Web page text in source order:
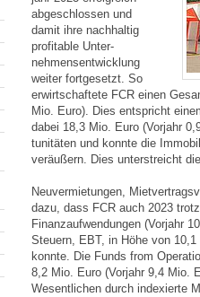
abge­schlossen und
damit ihre nach­haltig
profi­table Unter­
nehmens­ent­wicklung
weiter fort­gesetzt. So
erwirt­schaftete FCR einen
Mio. Euro). Dies ent­spricht
dabei 18,3 Mio. Euro (Vorjahr
tunitäten und konnte die
ve­räußern. Dies unter­streicht
Neuvermietungen,
dazu, dass FCR auch 2023
Finanzaufwendungen (Vorjahr
Steuern, EBT, in Höhe von
konnte. Die Funds from
8,2 Mio. Euro (Vorjahr 9,4 Mio.
Wesentlichen durch indexierte